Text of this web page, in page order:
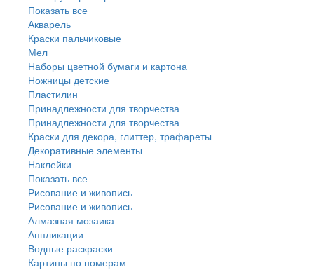
Показать все
Акварель
Краски пальчиковые
Мел
Наборы цветной бумаги и картона
Ножницы детские
Пластилин
Принадлежности для творчества
Принадлежности для творчества
Краски для декора, глиттер, трафареты
Декоративные элементы
Наклейки
Показать все
Рисование и живопись
Рисование и живопись
Алмазная мозаика
Аппликации
Водные раскраски
Картины по номерам